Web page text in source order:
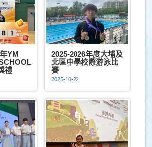
YM
禮
2025-2026年度大埔及
北區中學校際游泳比
賽
2025-10-22